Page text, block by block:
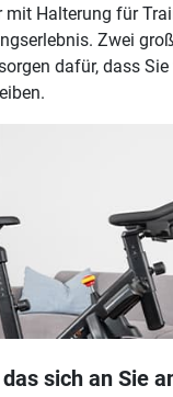
Halterung für
Zwei
dafür, dass
sich an Sie